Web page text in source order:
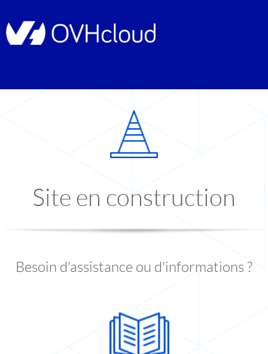
Site en construction
Besoin d'assistance ou d'informations ?